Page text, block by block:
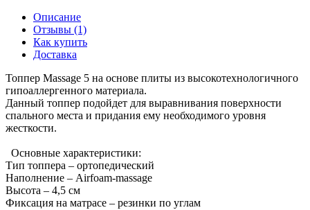
Описание
Отзывы (1)
Как купить
Доставка
Топпер Massage 5 на основе плиты из высокотехнологичного
гипоаллергенного материала.
Данный топпер подойдет для выравнивания поверхности
спального места и придания ему необходимого уровня
жесткости.
Основные характеристики:
Тип топпера – ортопедический
Наполнение – Airfoam-massage
Высота – 4,5 см
Фиксация на матрасе – резинки по углам